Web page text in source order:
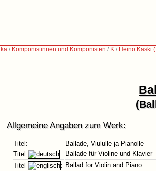
/ Komponistinnen und Komponisten / K / Heino Kaski
Allgemeine Angaben zum Werk:
Titel:
Ballade, Viululle ja Pianolle
Titel
:
Ballade für Violine und Klavier
Titel
: Ballad for Violin and Piano